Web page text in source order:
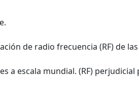
de radio frecuencia (RF) de
escala mundial. (RF) perjudicial